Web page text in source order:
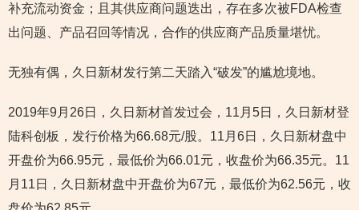
补充流动资金；且其供应商问题迭出，存在多次被FDA检查
出问题、产品召回等情况，合作的供应商产品质量堪忧。
无独有偶，久日新材发行第二天踏入“破发”的尴尬境地。
2019年9月26日，久日新材首发过会，11月5日，久日新材登
陆科创板，发行价格为66.68元/股。11月6日，久日新材盘中
开盘价为66.95元，最低价为66.01元，收盘价为66.35元。11
月11日，久日新材盘中开盘价为67元，最低价为62.56元，收